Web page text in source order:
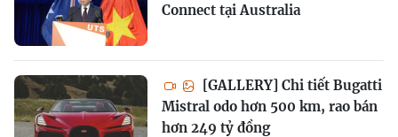
Connect tại Australia
[GALLERY] Chi tiết Bugatti
Mistral odo hơn 500 km, rao bán
hơn 249 tỷ đồng